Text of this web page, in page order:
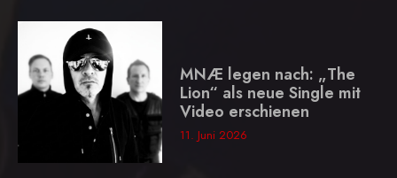
MNÆ legen nach: „The
Lion“ als neue Single mit
Video erschienen
11. Juni 2026